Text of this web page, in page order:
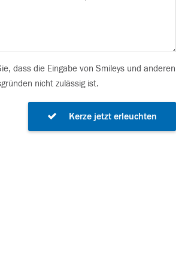
dass die Eingabe von Smileys und anderen
nicht zulässig ist.
Kerze jetzt erleuchten